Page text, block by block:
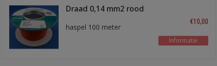
Draad 0,14 mm2 rood
haspel 100 meter
€10,00
Informatie